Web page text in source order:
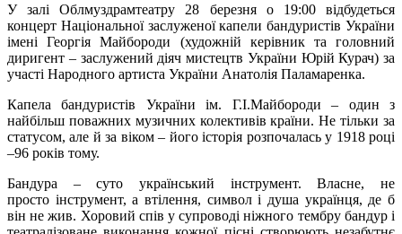
У залі Облмуздрамтеатру 28 березня о 19:00відбудеться
концерт Національної заслуженої капели бандуристів України
імені Георгія Майбороди (художній керівник та головний
диригент – заслужений діяч мистецтв України Юрій Курач) за
участі Народного артиста України Анатолія Паламаренка.
Капела бандуристів України ім. Г.І.Майбороди – один з
найбільш поважних музичних колективів країни.Не тільки за
статусом, але й за віком – йогоісторія розпочалась у 1918 році
–96 років тому.
Бандура – суто український інструмент. Власне, не
просто інструмент, а втілення, символі душа українця, де б
він не жив. Хоровий спів у супроводі ніжного тембру бандур і